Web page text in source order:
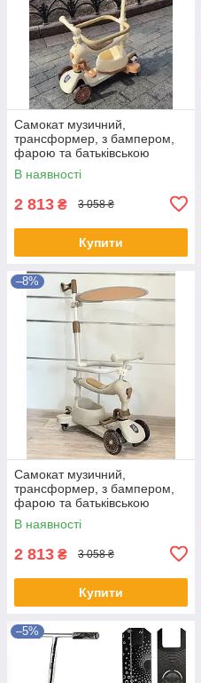
Самокат музичний,
трансформер, з бампером,
фарою та батьківською
ручкою, 3в1, Maraton, K619
беж
В наявності
2 813 ₴ 3 058 ₴
Купити
–8%
Самокат музичний,
трансформер, з бампером,
фарою та батьківською
ручкою, 3в1, Maraton, K619
В наявності
2 813 ₴ 3 058 ₴
Купити
–5%